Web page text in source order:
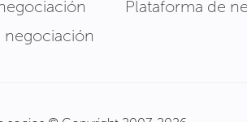
Plataforma de